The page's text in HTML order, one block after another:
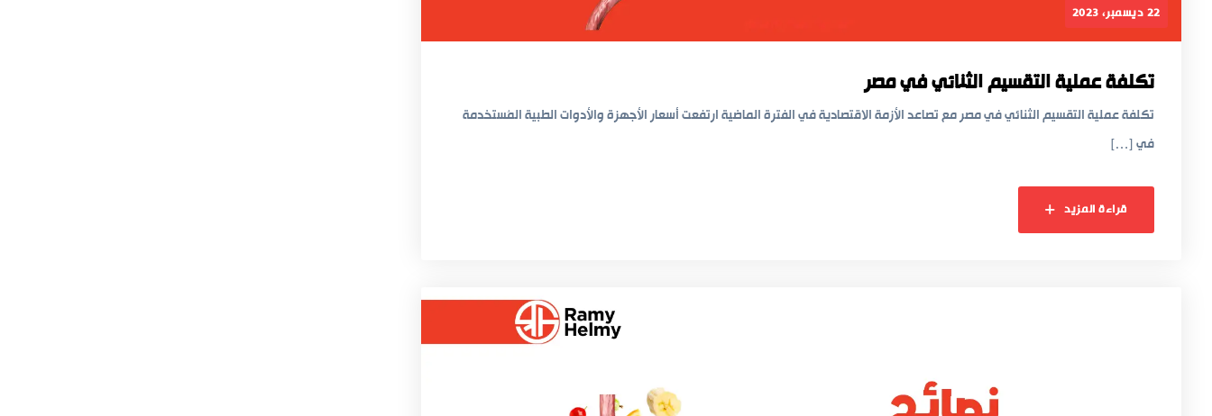
22 ديسمبر، 2023
تكلفة عملية التقسيم الثنائي في مصر
تكلفة عملية التقسيم الثنائي في مصر مع تصاعد الأزمة الاقتصادية في الفترة الماضية ارتفعت أسعار الأجهزة والأدوات الطبية المُستخدمة
في […]
قراءة المزيد